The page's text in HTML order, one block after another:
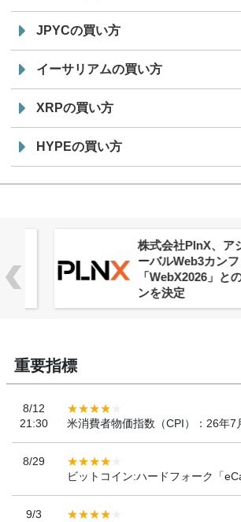
JPYCの買い方
イーサリアムの買い方
XRPの買い方
HYPEの買い方
株式会社PlnX、アジ
ーバルWeb3カンファ
「WebX2026」とのコ
ンを決定
重要指標
8/12
21:30
米消費者物価指数（CPI）：26年7
8/29
ビットコイン:ハードフォーク「
9/3